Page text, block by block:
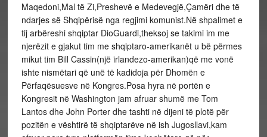
Maqedoni,Mal të Zi,Preshevë e Medevegjë,Çamëri dhe të
ndarjes së Shqipërisë nga regjimi komunist.Në shpalimet e
tij arbëreshi shqiptar DioGuardi,theksoj se takimi im me
njerëzit e gjakut tim me shqiptaro-amerikanët u bë përmes
mikut tim Bill Cassin(një irlandezo-amerikan)që me vonë
ishte nismëtari që unë të kadidoja për Dhomën e
Përfaqësuesve në Kongres.Posa hyra në portën e
Kongresit në Washington jam afruar shumë me Tom
Lantos dhe John Porter dhe tashti në dijeni të plotë për
pozitën e vështirë të shqiptarëve në ish Jugosllavi,kam